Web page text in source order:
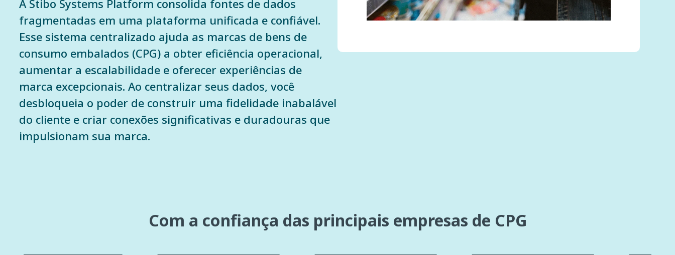
A Stibo Systems Platform consolida fontes de dados
fragmentadas em uma plataforma unificada e confiável.
Esse sistema centralizado ajuda as marcas de bens de
consumo embalados (CPG) a obter eficiência operacional,
aumentar a escalabilidade e oferecer experiências de
marca excepcionais. Ao centralizar seus dados, você
desbloqueia o poder de construir uma fidelidade inabalável
do cliente e criar conexões significativas e duradouras que
impulsionam sua marca.
Com a confiança das principais empresas de CPG